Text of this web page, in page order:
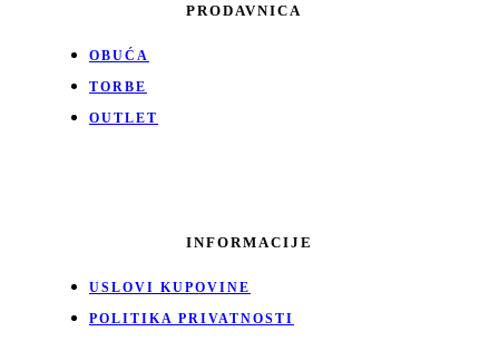
PRODAVNICA
OBUĆA
TORBE
OUTLET
INFORMACIJE
USLOVI KUPOVINE
POLITIKA PRIVATNOSTI